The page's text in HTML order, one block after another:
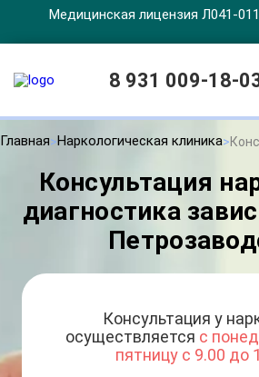
Медицинская лицензия Л041-
8 931 009-18-
Главная Наркологическая клиника
Консультация
диагностика
Консультация у
осуществляется с
пятницу с 9.00 до